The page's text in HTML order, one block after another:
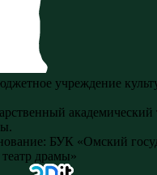
учреждение
академический
БУК «Омский
драмы»